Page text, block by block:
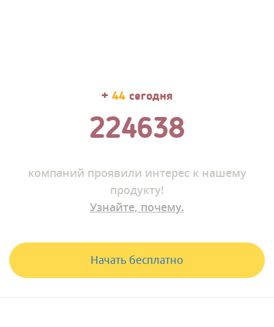
+ 44 сегодня
224638
компаний проявили интерес к нашему
продукту!
Узнайте, почему.
Начать бесплатно